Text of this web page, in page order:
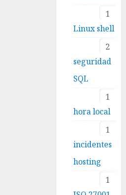
1
Linux shell
2
seguridad
SQL
1
hora local
1
incidentes
hosting
1